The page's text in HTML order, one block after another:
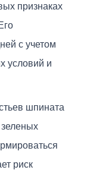
признаках
с учетом
условий и
шпината
риск